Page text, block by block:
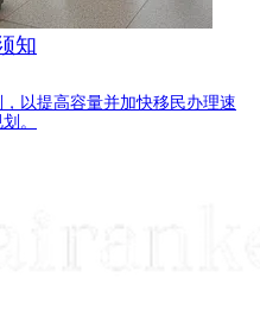
知
以提高容量并加快移民办理速
。